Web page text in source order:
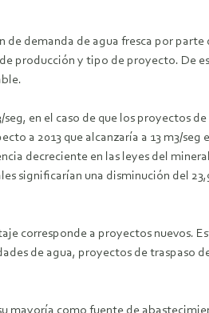
de demanda de agua fresca por
producción y tipo de proyecto. De
en el caso de que los proyectos
a 2013 que alcanzaría a 13 m3/seg
decreciente en las leyes del
significarían una disminución del
corresponde a proyectos nuevos.
de agua, proyectos de traspaso